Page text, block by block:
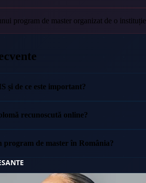
program de master organizat de o
și de ce este important?
recunoscută online?
program de master în România?